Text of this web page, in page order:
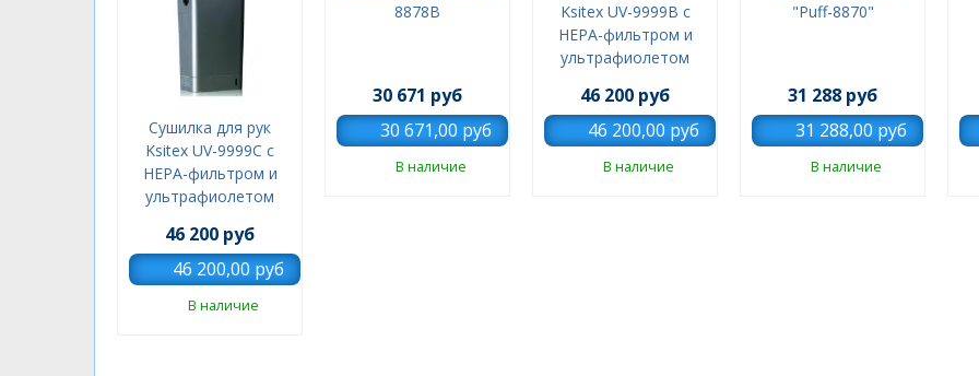
Сушилка для рук
Ksitex UV-9999C с
НЕРА-фильтром и
ультрафиолетом
46 200 руб
В наличие
8878B
30 671 руб
В наличие
Ksitex UV-9999B с
НЕРА-фильтром и
ультрафиолетом
46 200 руб
В наличие
"Puff-8870"
31 288 руб
В наличие